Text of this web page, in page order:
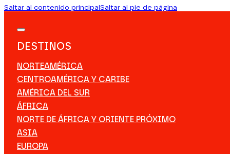
Saltar al contenido principal Saltar al pie de página
DESTINOS
NORTEAMÉRICA
CENTROAMÉRICA Y CARIBE
AMÉRICA DEL SUR
ÁFRICA
NORTE DE ÁFRICA Y ORIENTE PRÓXIMO
ASIA
EUROPA